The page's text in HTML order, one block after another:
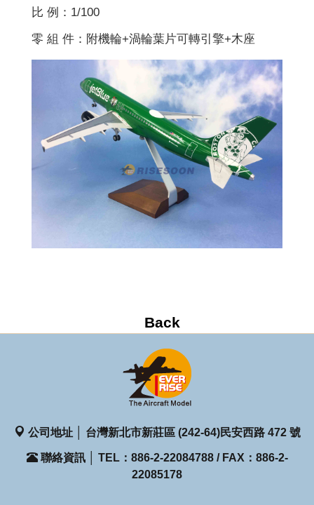
比 例：1/100
零 組 件：附機輪+渦輪葉片可轉引擎+木座
公司地址 │ 台灣新北市新莊區 (242-64)民安西路 472 號
聯絡資訊 │ TEL：886-2-22084788 / FAX：886-2-
22085178